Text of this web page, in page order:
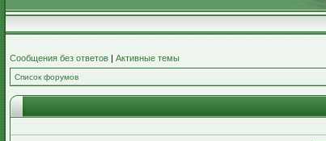
Сообщения без ответов | Активные темы
Список форумов